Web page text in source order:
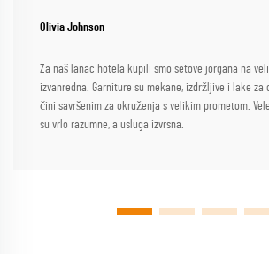
Olivia Johnson
Za naš lanac hotela kupili smo setove jorgana na
izvanredna. Garniture su mekane, izdržljive i lake za
čini savršenim za okruženja s velikim prometom.
su vrlo razumne, a usluga izvrsna.